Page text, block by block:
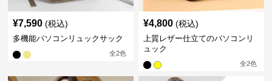
¥7,590 (税込)
多機能パソコンリュックサック
全2色
¥4,800 (税込)
上質レザー仕立てのパソコンリ
ュック
全2色